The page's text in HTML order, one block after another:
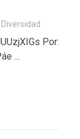
Diversidad
Por:
...